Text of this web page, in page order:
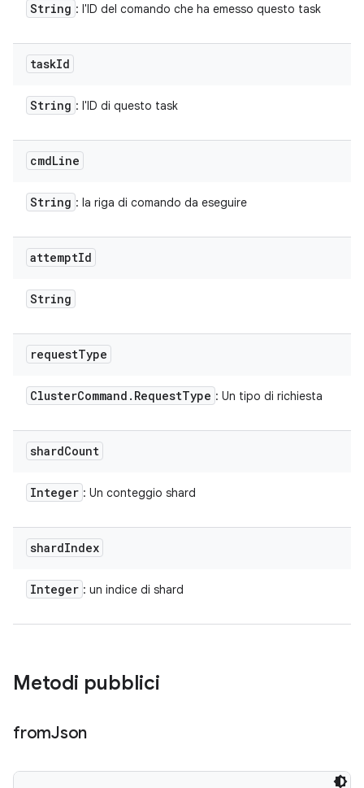
String : l'ID del comando che ha emesso questo task
taskId
String : l'ID di questo task
cmdLine
String : la riga di comando da eseguire
attemptId
String
requestType
ClusterCommand . RequestType : Un tipo di richiesta
shardCount
Integer : Un conteggio shard
shardIndex
Integer : un indice di shard
Metodi pubblici
fromJson